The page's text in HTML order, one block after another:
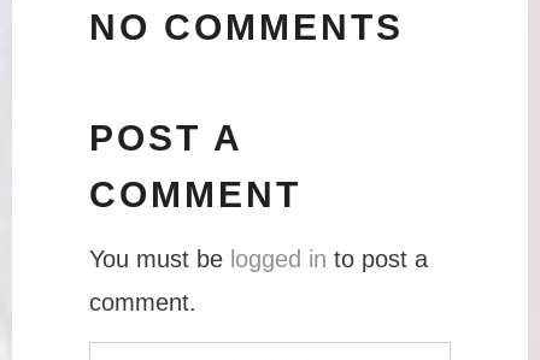
NO COMMENTS
POST A
COMMENT
You must be logged in to post a
comment.